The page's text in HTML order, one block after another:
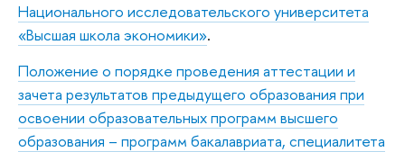
Национального исследовательского университета
«Высшая школа экономики».
Положение о порядке проведения аттестации и
зачета результатов предыдущего образования при
освоении образовательных программ высшего
образования – программ бакалавриата, специалитета